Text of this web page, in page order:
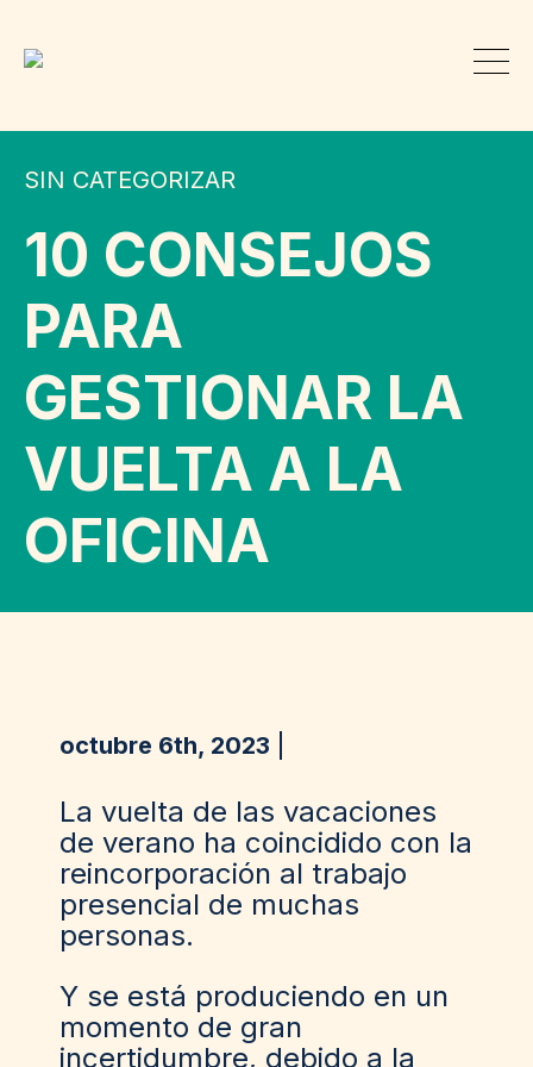
SIN CATEGORIZAR
10 CONSEJOS
PARA
GESTIONAR LA
VUELTA A LA
OFICINA
octubre 6th, 2023
La vuelta de las vacaciones
de verano ha coincidido con la
reincorporación al trabajo
presencial de muchas
personas.
Y se está produciendo en un
momento de gran
incertidumbre, debido a la